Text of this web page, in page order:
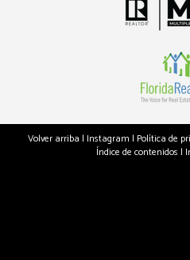
Volver arriba | Instagram | Política de
Índice de contenidos |